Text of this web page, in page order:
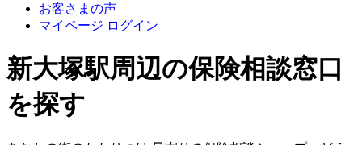
お客さまの声
マイページ ログイン
新大塚駅周辺の保険相談窓口
を探す